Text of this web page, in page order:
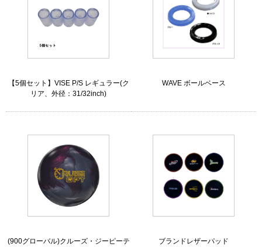
【5個セット】VISE P/S レギュラー(ク
リア、外径：31/32inch)
WAVE ボールベース
(900グローバル)クルーズ・ジーピーテ
ブランドレザーパッド